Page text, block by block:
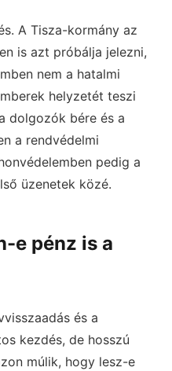
A Tisza-kormány az
is azt próbálja jelezni,
nem a hatalmi
helyzetét teszi
dolgozók bére és a
a rendvédelmi
pedig a
üzenetek közé.
e pénz is a
és a
kezdés, de hosszú
múlik, hogy lesz-e